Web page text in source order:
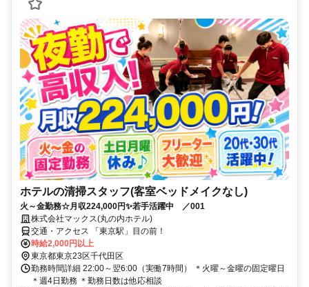
ホテルの清掃スタッフ(客室ベッドメイクなし)
火～金勤務☆月収224,000円✨若手活躍中 ／001
株式会社マックス(丸の内ホテル)
交通・アクセス 「東京駅」目の前！
時給2,000円以上
東京都東京23区千代田区
勤務時間詳細 22:00～翌6:00（実働7時間） ＊火曜～金曜の固定曜日
＊週4日勤務 ＊勤務日数は他応相談